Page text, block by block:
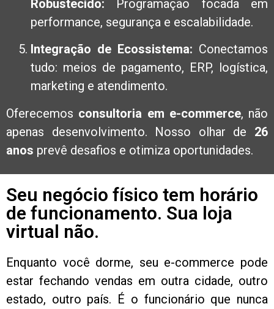
Robustecido: Programação focada em
performance, segurança e escalabilidade.
Integração de Ecossistema: Conectamos
tudo: meios de pagamento, ERP, logística,
marketing e atendimento.
Oferecemos consultoria em e-commerce, não
apenas desenvolvimento. Nosso olhar de 26
anos prevê desafios e otimiza oportunidades.
Seu negócio físico tem horário
de funcionamento. Sua loja
virtual não.
Enquanto você dorme, seu e-commerce pode
estar fechando vendas em outra cidade, outro
estado, outro país. É o funcionário que nunca